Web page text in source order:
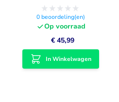
0 beoordeling(en)
Op voorraad
€ 45,99
In Winkelwagen